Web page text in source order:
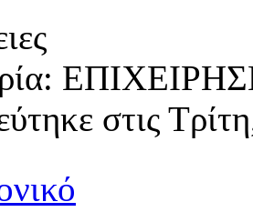
στις